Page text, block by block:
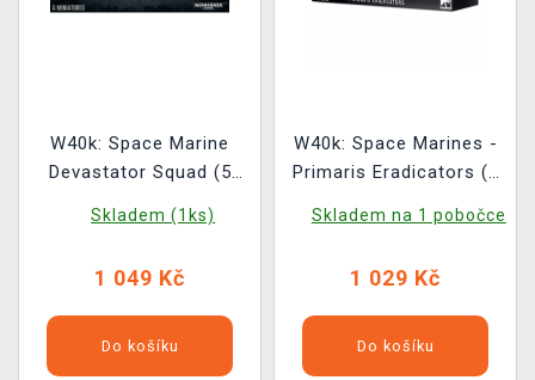
W40k: Space Marine
Devastator Squad (5
Skladem (1ks)
1 049 Kč
Do košíku
W40k: Space Marines -
Primaris Eradicators (3
Skladem na 1 pobočce
1 029 Kč
Do košíku